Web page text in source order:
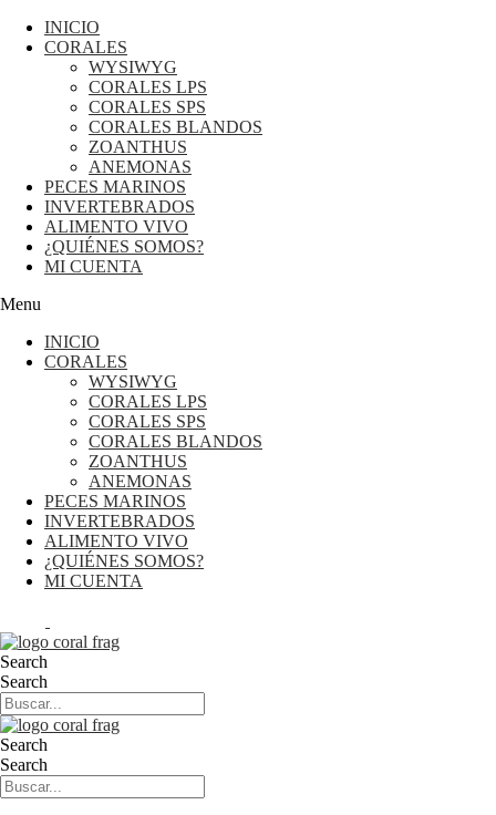
INICIO
CORALES
WYSIWYG
CORALES LPS
CORALES SPS
CORALES BLANDOS
ZOANTHUS
ANEMONAS
PECES MARINOS
INVERTEBRADOS
ALIMENTO VIVO
¿QUIÉNES SOMOS?
MI CUENTA
Menu
INICIO
CORALES
WYSIWYG
CORALES LPS
CORALES SPS
CORALES BLANDOS
ZOANTHUS
ANEMONAS
PECES MARINOS
INVERTEBRADOS
ALIMENTO VIVO
¿QUIÉNES SOMOS?
MI CUENTA
Search
Search
Search
Search